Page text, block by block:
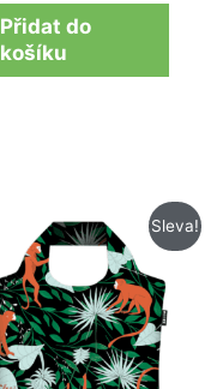
Přidat do
košíku
Sleva!
Původní
cena
259 Kč.
Aktuální
cena
je:
179 Kč.